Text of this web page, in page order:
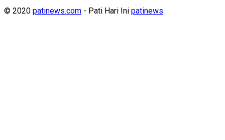
© 2020 patinews.com - Pati Hari Ini patinews.